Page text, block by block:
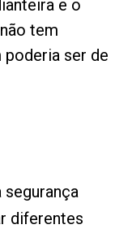
e o
tem
ser de
diferentes